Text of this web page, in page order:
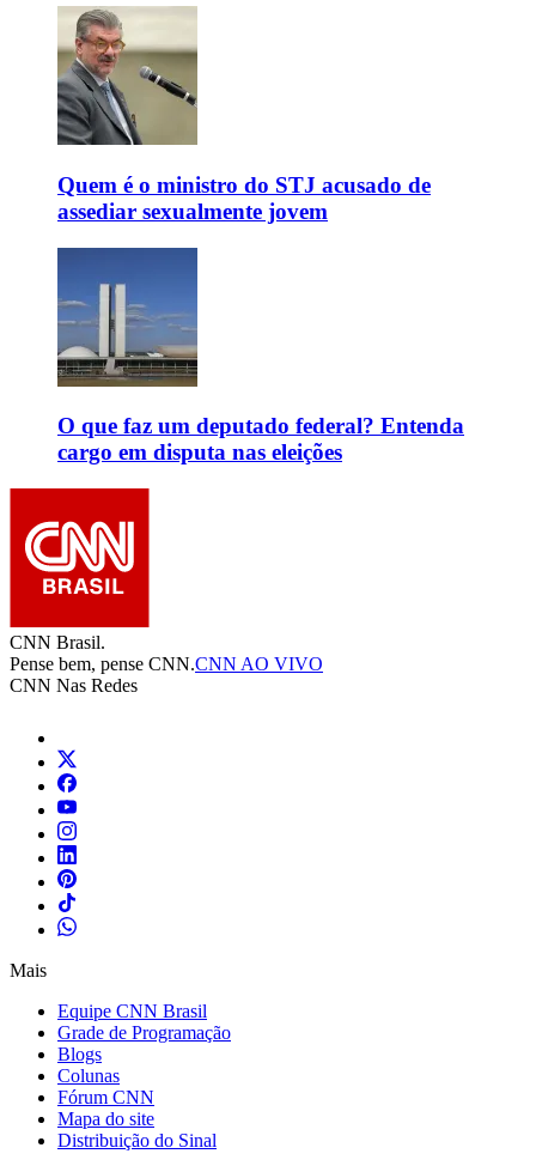
Quem é o ministro do STJ acusado de
assediar sexualmente jovem
O que faz um deputado federal? Entenda
cargo em disputa nas eleições
CNN Brasil.
Pense bem, pense CNN.CNN AO VIVO
CNN Nas Redes
Mais
Equipe CNN Brasil
Grade de Programação
Blogs
Colunas
Fórum CNN
Mapa do site
Distribuição do Sinal